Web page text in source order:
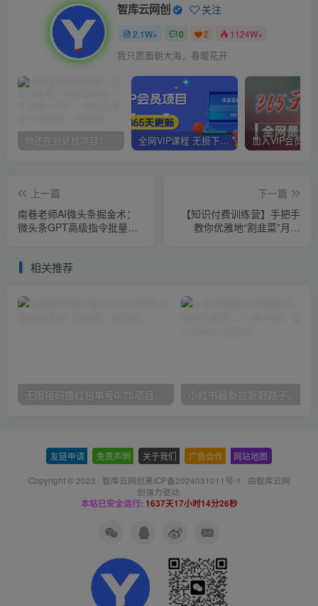
智库云网创 关注
2.1W+ 0 2 1124W+
我只愿面朝大海，春暖花开
你还在到处找项目？还在当韭菜？我靠卖项目一个月收入5万+，曾经我也是个失败者。 全网VIP课程 无损下载~
上一篇
南巷老师AI微头条掘金术：
微头条GPT高级指令批量写
下一篇
【知识付费训练营】手把手
教你优雅地“割韭菜”月入
相关推荐
无限接码撸红包单号0.75项目无偿分享给你【揭秘】
友链申请 免责声明 关于我们 广告合作 网站地图
Copyright © 2023 · 智库云网创黑ICP备2024031011号-1 · 由智库云网
创强力驱动.
本站已安全运行: 1637天17小时14分27秒